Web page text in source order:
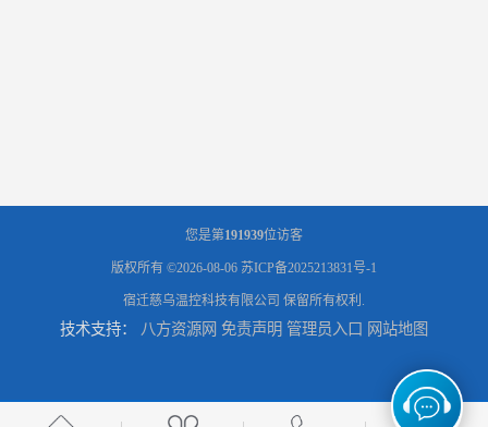
您是第191939位访客
版权所有 ©2026-08-06 苏ICP备2025213831号-1
宿迁慈乌温控科技有限公司 保留所有权利.
技术支持： 八方资源网 免责声明 管理员入口 网站地图